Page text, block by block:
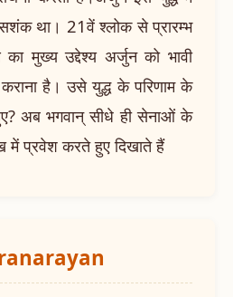
था। 21वें श्लोक से प्रारम्भ
मुख्य उद्देश्य अर्जुन को भावी
है। उसे युद्ध के परिणाम के
अब भगवान् सीधे ही सेनाओं के
में प्रवेश करते हुए दिखाते हैं